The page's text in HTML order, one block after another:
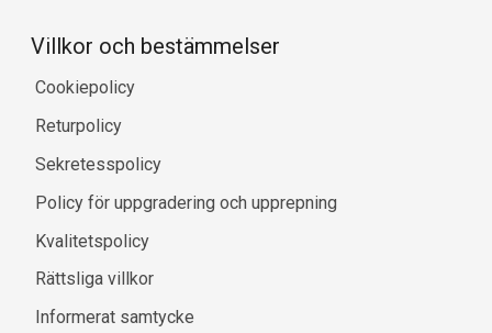
Villkor och bestämmelser
Cookiepolicy
Returpolicy
Sekretesspolicy
Policy för uppgradering och upprepning
Kvalitetspolicy
Rättsliga villkor
Informerat samtycke